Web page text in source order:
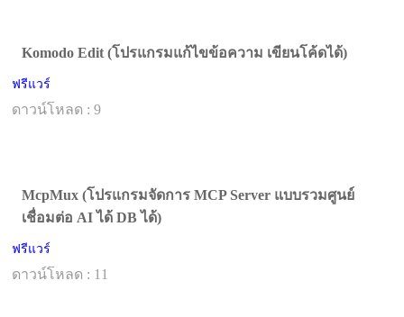
Komodo Edit (โปรแกรมแก้ไขข้อความ เขียนโค้ดได้)
ฟรีแวร์
ดาวน์โหลด : 9
McpMux (โปรแกรมจัดการ MCP Server แบบรวมศูนย์
เชื่อมต่อ AI ได้ DB ได้)
ฟรีแวร์
ดาวน์โหลด : 11